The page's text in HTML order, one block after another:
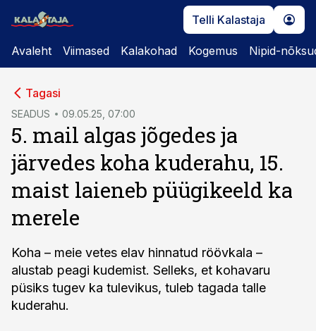
Telli Kalastaja
Avaleht Viimased Kalakohad Kogemus Nipid-
Tagasi
SEADUS 09.05.25, 07:00
5. mail algas jõgedes ja
järvedes koha kuderahu, 15.
maist laieneb püügikeeld ka
merele
Koha – meie vetes elav hinnatud röövkala –
alustab peagi kudemist. Selleks, et kohavaru
püsiks tugev ka tulevikus, tuleb tagada talle
kuderahu.